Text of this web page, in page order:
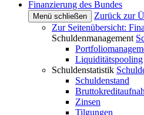
Finanzierung des Bundes
Menü schließen
Zurück zur
Zur Seitenübersicht:
Schuldenmanagement
Liquiditätspooling
Schuldenstatistik
Schuldenstand
Zinsen
Tilgungen